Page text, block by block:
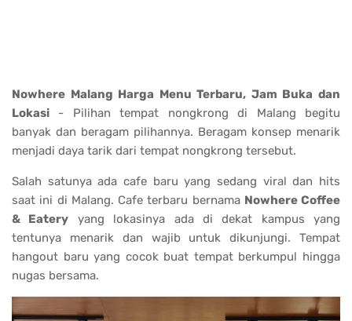
Nowhere Malang Harga Menu Terbaru, Jam Buka dan
Lokasi - Pilihan tempat nongkrong di Malang begitu
banyak dan beragam pilihannya. Beragam konsep menarik
menjadi daya tarik dari tempat nongkrong tersebut.
Salah satunya ada cafe baru yang sedang viral dan hits
saat ini di Malang. Cafe terbaru bernama Nowhere Coffee
& Eatery yang lokasinya ada di dekat kampus yang
tentunya menarik dan wajib untuk dikunjungi. Tempat
hangout baru yang cocok buat tempat berkumpul hingga
nugas bersama.